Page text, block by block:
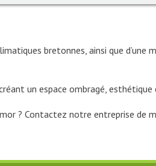
bretonnes, ainsi que
un espace ombragé,
? Contactez notre entreprise de